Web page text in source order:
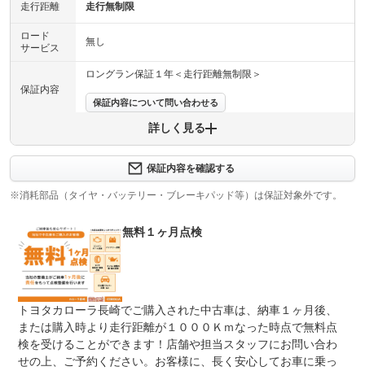
走行距離 走行無制限
ロード
サービス
無し
保証内容
ロングラン保証１年＜走行距離無制限＞
保証内容について問い合わせる
上限金額
免責金 無し
保証修理
受付先
-
法定整備
整備付 法定12ヶ月または法定24ヶ月点検整備付
※車検なし・車検整備付の場合は法定24ヶ月点検整備付
※商用車は6ヶ月または12ヶ月点検整備付
法定整備
について
-
詳しく見る
保証内容を確認する
※消耗部品（タイヤ・バッテリー・ブレーキパッド等）は保証対象外です。
無料１ヶ月点検
トヨタカローラ長崎でご購入された中古車は、納車１ヶ月後、
または購入時より走行距離が１０００Ｋｍなった時点で無料点
検を受けることができます！店舗や担当スタッフにお問い合わ
せの上、ご予約ください。お客様に、長く安心してお車に乗っ